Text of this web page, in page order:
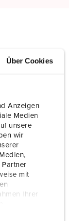
Über Cookies
Anzeigen
Medien
unsere
wir
Partner
mit
Ihrer
Hz
bornes à vis